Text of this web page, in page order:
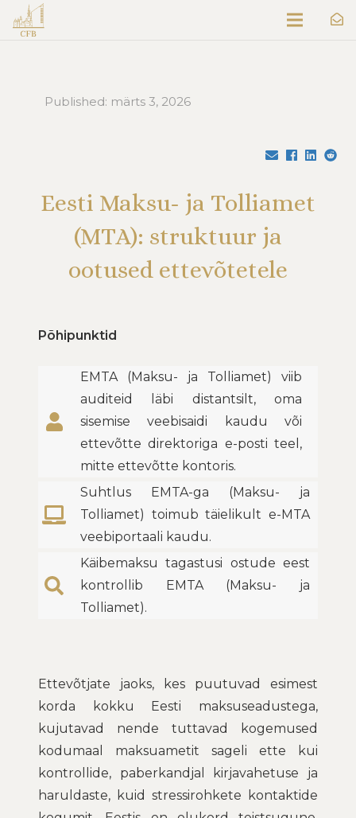
Published: märts 3, 2026
Eesti Maksu- ja Tolliamet
(MTA): struktuur ja
ootused ettevõtetele
Põhipunktid
EMTA (Maksu- ja Tolliamet) viib
auditeid läbi distantsilt, oma
sisemise veebisaidi kaudu või
ettevõtte direktoriga e-posti teel,
mitte ettevõtte kontoris.
Suhtlus EMTA-ga (Maksu- ja
Tolliamet) toimub täielikult e-MTA
veebiportaali kaudu.
Käibemaksu tagastusi ostude eest
kontrollib EMTA (Maksu- ja
Tolliamet).
Ettevõtjate jaoks, kes puutuvad esimest
korda kokku Eesti maksuseadustega,
kujutavad nende tuttavad kogemused
kodumaal maksuametit sageli ette kui
kontrollide, paberkandjal kirjavahetuse ja
haruldaste, kuid stressirohkete kontaktide